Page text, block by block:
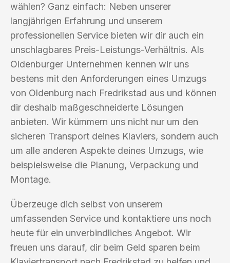
wählen? Ganz einfach: Neben unserer
langjährigen Erfahrung und unserem
professionellen Service bieten wir dir auch ein
unschlagbares Preis-Leistungs-Verhältnis. Als
Oldenburger Unternehmen kennen wir uns
bestens mit den Anforderungen eines Umzugs
von Oldenburg nach Fredrikstad aus und können
dir deshalb maßgeschneiderte Lösungen
anbieten. Wir kümmern uns nicht nur um den
sicheren Transport deines Klaviers, sondern auch
um alle anderen Aspekte deines Umzugs, wie
beispielsweise die Planung, Verpackung und
Montage.
Überzeuge dich selbst von unserem
umfassenden Service und kontaktiere uns noch
heute für ein unverbindliches Angebot. Wir
freuen uns darauf, dir beim Geld sparen beim